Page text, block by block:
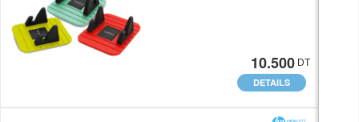
10.500 DT
DETAILS